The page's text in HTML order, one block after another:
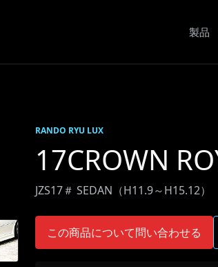
製品
RANDO RYU LUX
17CROWN
JZS17＃ SEDAN（H11.9～H15.12）
この商品について問い合わせる